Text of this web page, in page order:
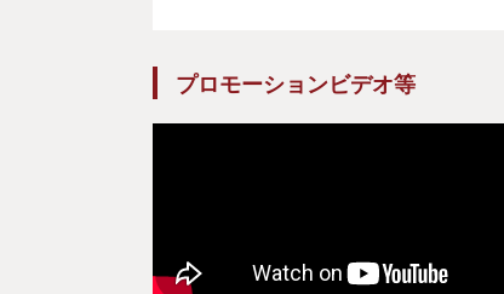
プロモーションビデオ等